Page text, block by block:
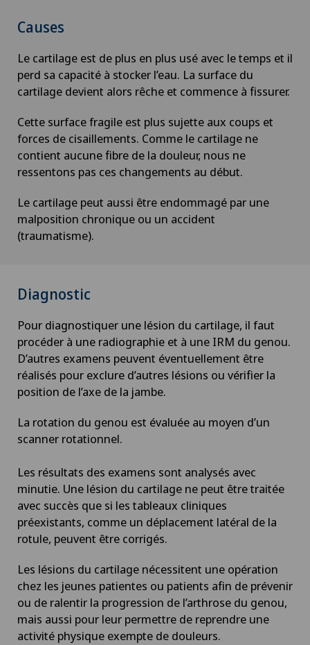
Arthrose de l’épaule
Arthrose du genou
Atelier socio-esthétique
Augmentation du volume de la thyroïde (goitre)
AVC
Cancer de la prostate (carcinome de la prostate)
Cancer de la thyroïde (carcinome thyroïdien)
Cancer du sein
Cardiologie
Cardiologie interventionnelle
Cataracte
Check-up pour femmes
Check-up pour les entreprises
Causes
Le cartilage est de plus en plus usé avec le temps et il
perd sa capacité à stocker l’eau. La surface du
cartilage devient alors rêche et commence à fissurer.
Cette surface fragile est plus sujette aux coups et
forces de cisaillements. Comme le cartilage ne
contient aucune fibre de la douleur, nous ne
ressentons pas ces changements au début.
Le cartilage peut aussi être endommagé par une
malposition chronique ou un accident
(traumatisme).
Diagnostic
Pour diagnostiquer une lésion du cartilage, il faut
procéder à une radiographie et à une IRM du genou.
D’autres examens peuvent éventuellement être
réalisés pour exclure d’autres lésions ou vérifier la
position de l’axe de la jambe.
La rotation du genou est évaluée au moyen d’un
scanner rotationnel.
Les résultats des examens sont analysés avec
minutie. Une lésion du cartilage ne peut être traitée
avec succès que si les tableaux cliniques
préexistants, comme un déplacement latéral de la
rotule, peuvent être corrigés.
Les lésions du cartilage nécessitent une opération
chez les jeunes patientes ou patients afin de prévenir
ou de ralentir la progression de l’arthrose du genou,
mais aussi pour leur permettre de reprendre une
activité physique exempte de douleurs.